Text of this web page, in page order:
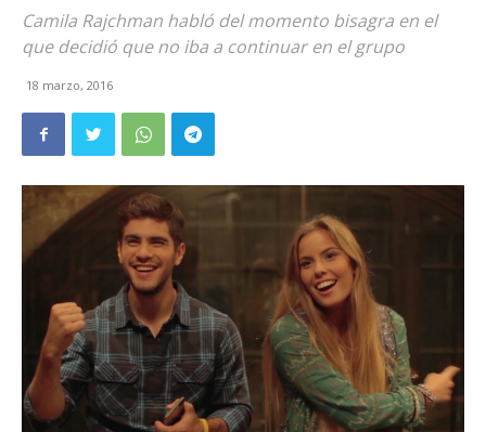
Camila Rajchman habló del momento bisagra en el
que decidió que no iba a continuar en el grupo
18 marzo, 2016